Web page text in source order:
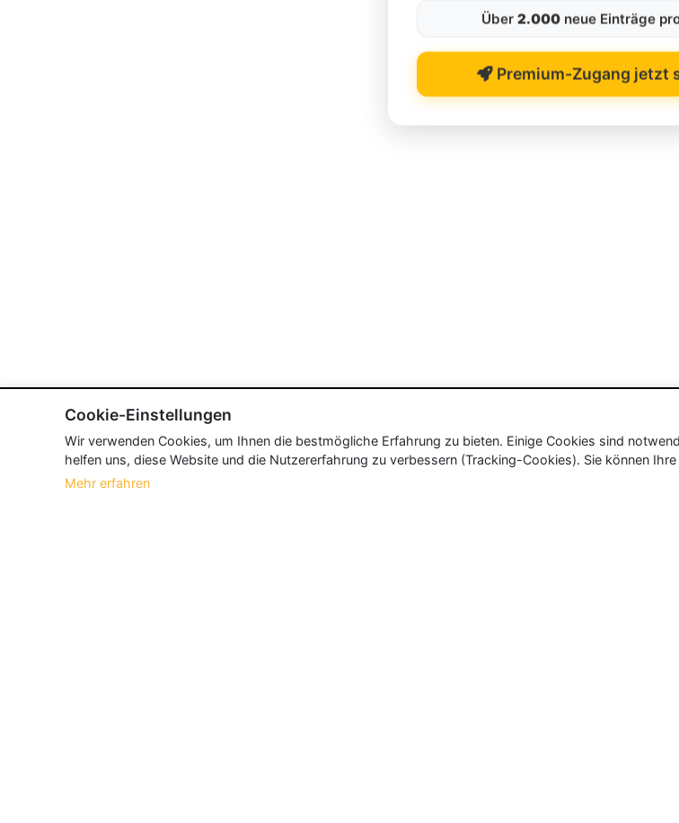
Über 2.000neue Einträge
Premium-Zugang jetzt
Cookie-Einstellungen
Wir verwenden Cookies, um Ihnen die bestmögliche Erfahrung zu bieten. Einige Cookies sind
helfen uns, diese Website und die Nutzererfahrung zu verbessern (Tracking-Cookies). Sie können
Mehr erfahren